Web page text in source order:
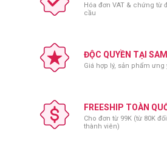
Thông số sản phẩm:
Xuất xứ:Hàn Quốc
Nơi sản xuất:
Hàn Quốc
Ngày sản xuất:
Xem trên bao bì sản
Hóa đơn VAT & chứng từ
cầu
ĐỘC QUYỀN TẠI
Giá hợp lý, sản phẩm ưng
FREESHIP TOÀN
Cho đơn từ 99K (từ 80K
thành viên)